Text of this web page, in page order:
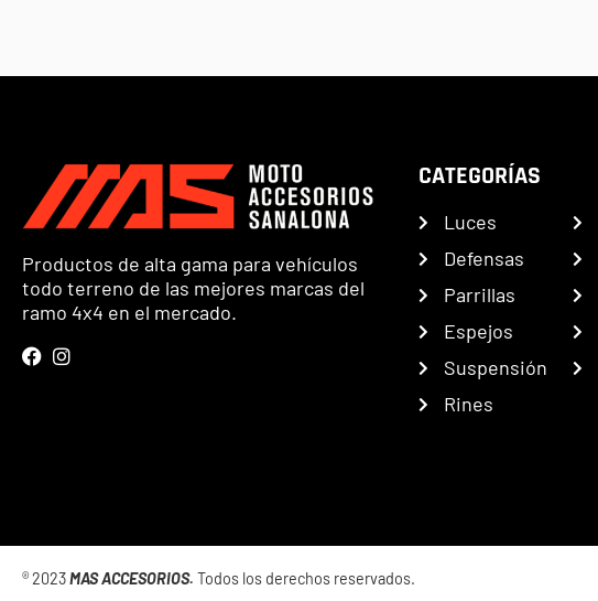
Productos de alta gama para vehículos
todo terreno de las mejores marcas del
ramo 4x4 en el mercado.
CATEGORÍAS
Luces
Defensas
Parrillas
Espejos
Suspensión
Rines
® 2023MAS ACCESORIOS. Todos los derechos reservados.